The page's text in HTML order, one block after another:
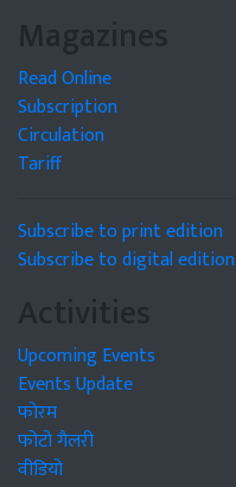
Magazines
Read Online
Subscription
Circulation
Tariff
Subscribe to print edition
Subscribe to digital edition
Activities
Upcoming Events
Events Update
फोरम
फोटो गैलरी
वीडियो